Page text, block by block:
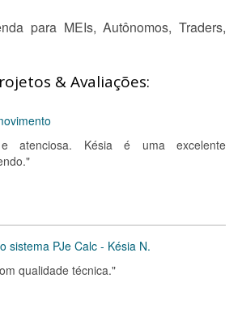
para MEIs, Autônomos, Traders,
& Avaliações:
atenciosa. Késia é uma excelente
sistema PJe Calc - Késia N.
qualidade técnica."